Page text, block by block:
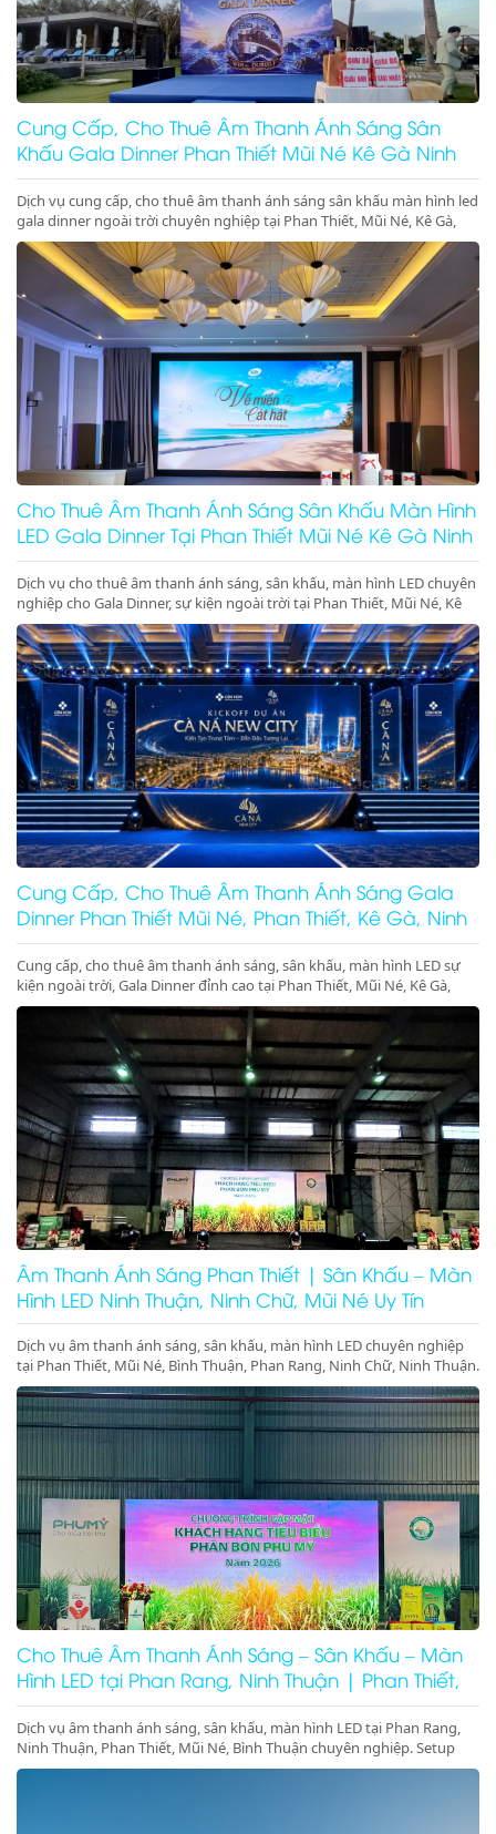
Cung Cấp, Cho Thuê Âm Thanh Ánh Sáng Sân
Khấu Gala Dinner Phan Thiết Mũi Né Kê Gà Ninh
Thuận Giá Rẻ Uy Tín
Dịch vụ cung cấp, cho thuê âm thanh ánh sáng sân khấu màn hình led
gala dinner ngoài trời chuyên nghiệp tại Phan Thiết, Mũi Né, Kê Gà,
Ninh Thuận, Ninh Chữ, Vĩnh Hy. Hệ thống hiện đại, setup trọn gói, gọi
ngay nhận ưu đãi lớn!
Cho Thuê Âm Thanh Ánh Sáng Sân Khấu Màn Hình
LED Gala Dinner Tại Phan Thiết Mũi Né Kê Gà Ninh
Thuận Ninh Chữ Vĩnh Hy Giá Rẻ Uy Tín
Dịch vụ cho thuê âm thanh ánh sáng, sân khấu, màn hình LED chuyên
nghiệp cho Gala Dinner, sự kiện ngoài trời tại Phan Thiết, Mũi Né, Kê
Gà, Ninh Thuận, Ninh Chữ, Vĩnh Hy. Thiết bị hiện đại, giá gốc tại kho,
phục vụ tận tâm. Gọi ngay hotline để nhận báo giá ưu đãi tốt nhất
hôm nay!
Cung Cấp, Cho Thuê Âm Thanh Ánh Sáng Gala
Dinner Phan Thiết Mũi Né, Phan Thiết, Kê Gà, Ninh
Thuận
Cung cấp, cho thuê âm thanh ánh sáng, sân khấu, màn hình LED sự
kiện ngoài trời, Gala Dinner đỉnh cao tại Phan Thiết, Mũi Né, Kê Gà,
Ninh Thuận, Ninh Chữ, Vĩnh Hy. Thiết bị hiện đại, giá cực tốt. Gọi ngay
nhận ưu đãi lớn!
Âm Thanh Ánh Sáng Phan Thiết | Sân Khấu – Màn
Hình LED Ninh Thuận, Ninh Chữ, Mũi Né Uy Tín
Dịch vụ âm thanh ánh sáng, sân khấu, màn hình LED chuyên nghiệp
tại Phan Thiết, Mũi Né, Bình Thuận, Phan Rang, Ninh Chữ, Ninh Thuận.
Setup trọn gói sự kiện, gala dinner, hội nghị. Gọi ngay!
Cho Thuê Âm Thanh Ánh Sáng – Sân Khấu – Màn
Hình LED tại Phan Rang, Ninh Thuận | Phan Thiết,
Mũi Né, Bình Thuận
Dịch vụ âm thanh ánh sáng, sân khấu, màn hình LED tại Phan Rang,
Ninh Thuận, Phan Thiết, Mũi Né, Bình Thuận chuyên nghiệp. Setup
trọn gói sự kiện, gala dinner, pool party, giá tốt – thi công nhanh –